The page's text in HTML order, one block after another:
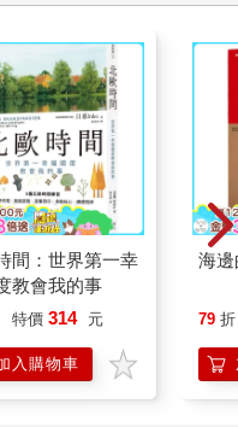
間：世界第一幸
教會我的事
特價 314 元
入購物車
海
79 折